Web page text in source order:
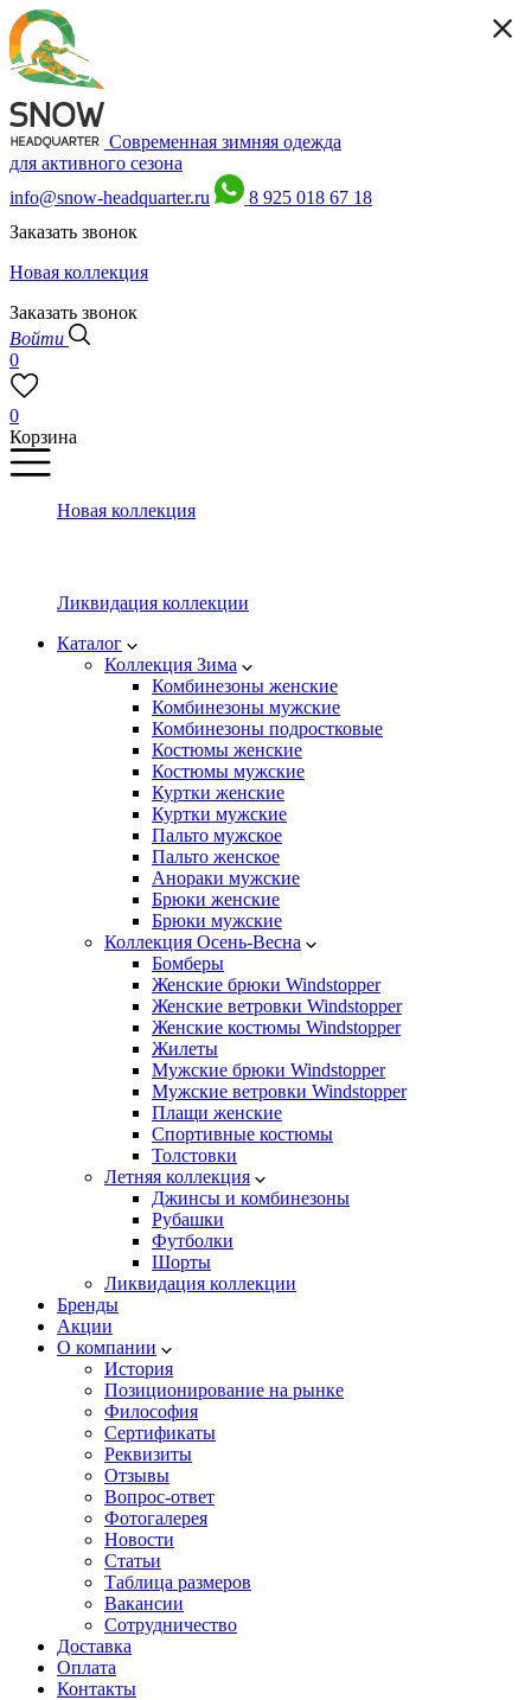
Современная зимняя одежда
для активного сезона
info@snow-headquarter.ru
8 925 018 67 18
Заказать звонок
Новая коллекция
Заказать звонок
Войти
0
0
Корзина
Новая коллекция
Ликвидация коллекции
Каталог
Коллекция Зима
Комбинезоны женские
Комбинезоны мужские
Комбинезоны подростковые
Костюмы женские
Костюмы мужские
Куртки женские
Куртки мужские
Пальто мужское
Пальто женское
Анораки мужские
Брюки женские
Брюки мужские
Коллекция Осень-Весна
Бомберы
Женские брюки Windstopper
Женские ветровки Windstopper
Женские костюмы Windstopper
Жилеты
Мужские брюки Windstopper
Мужские ветровки Windstopper
Плащи женские
Спортивные костюмы
Толстовки
Летняя коллекция
Джинсы и комбинезоны
Рубашки
Футболки
Шорты
Ликвидация коллекции
Бренды
Акции
О компании
История
Позиционирование на рынке
Философия
Сертификаты
Реквизиты
Отзывы
Вопрос-ответ
Фотогалерея
Новости
Статьи
Таблица размеров
Вакансии
Сотрудничество
Доставка
Оплата
Контакты